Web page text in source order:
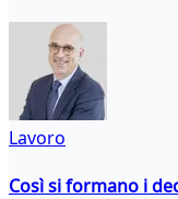
Lavoro
Così si formano i